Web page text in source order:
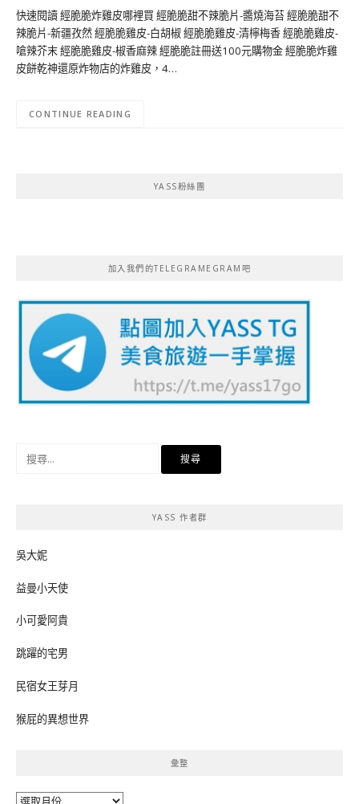
快速閱讀 經脆脆炸雞皮哪裡買 經脆脆甜不辣脆片-醬燒海苔 經脆脆甜不
辣脆片-新疆孜然 經脆脆雞皮-白胡椒 經脆脆雞皮-清檸梅香 經脆脆雞皮-
嗆辣芥末 經脆脆雞皮-椒香麻辣 經脆脆註冊送100元購物金 經脆脆炸雞
皮餅乾神還原炸物店的炸雞皮，4…
CONTINUE READING
YASS粉絲團
加入我們的TELEGRAMEGRAM吧
YASS 作者群
吳大妮
益曼小天使
小可愛阿貴
跳躍的宅男
民宿女王芽月
猴屁的異想世界
彙整
彙